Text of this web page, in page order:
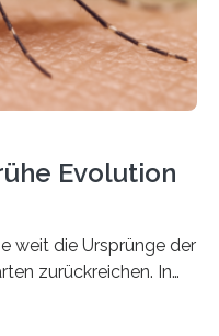
Evolution
weit die Ursprünge der
zurückreichen. In
Stechmücken-